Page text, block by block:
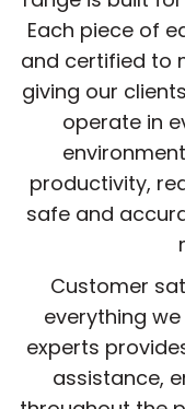
Each piece of
and certified to
giving our
operate in
productivity,
safe and
Customer
everything
experts
assistance,